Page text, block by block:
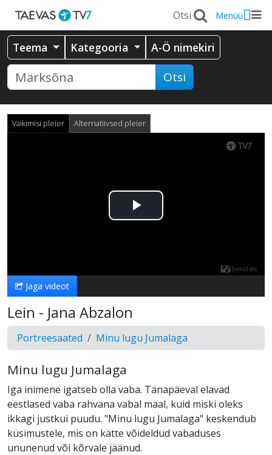
Menüü
Teema Kategooria A-Ö nimekiri
Otsi
Vaikimisi pleier Alternatiivsed pleier
Esita
Jaga videot
Lein - Jana Abzalon
Portreesaated Minu lugu Jumalaga
Minu lugu Jumalaga
Iga inimene igatseb olla vaba. Tänapäeval elavad
eestlased vaba rahvana vabal maal, kuid miski oleks
ikkagi justkui puudu. "Minu lugu Jumalaga" keskendub
küsimustele, mis on kätte võideldud vabaduses
ununenud või kõrvale jäänud.